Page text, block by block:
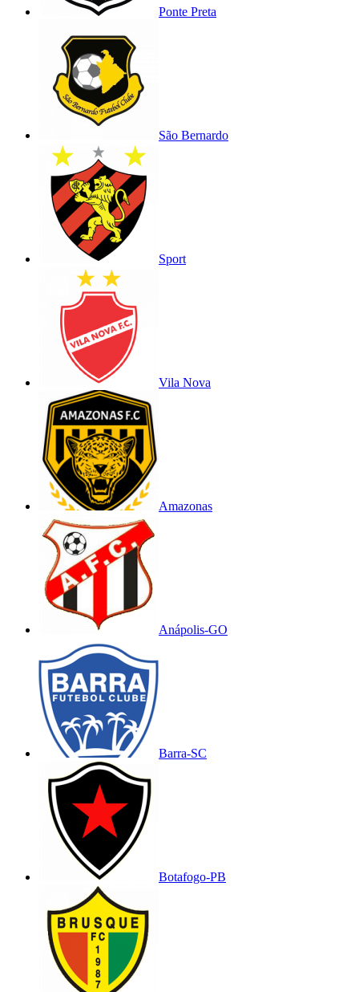
Ponte Preta
São Bernardo
Sport
Vila Nova
Amazonas
Anápolis-GO
Barra-SC
Botafogo-PB